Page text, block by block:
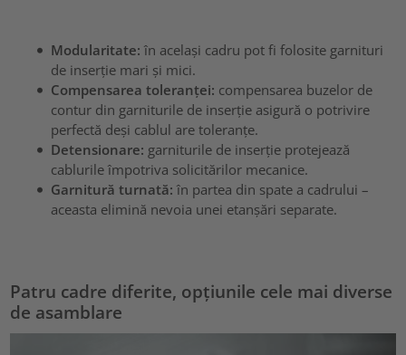
Modularitate: în același cadru pot fi folosite garnituri
de inserție mari și mici.
Compensarea toleranței: compensarea buzelor de
contur din garniturile de inserție asigură o potrivire
perfectă deși cablul are toleranțe.
Detensionare: garniturile de inserție protejează
cablurile împotriva solicitărilor mecanice.
Garnitură turnată: în partea din spate a cadrului –
aceasta elimină nevoia unei etanșări separate.
Patru cadre diferite, opțiunile cele mai diverse
de asamblare